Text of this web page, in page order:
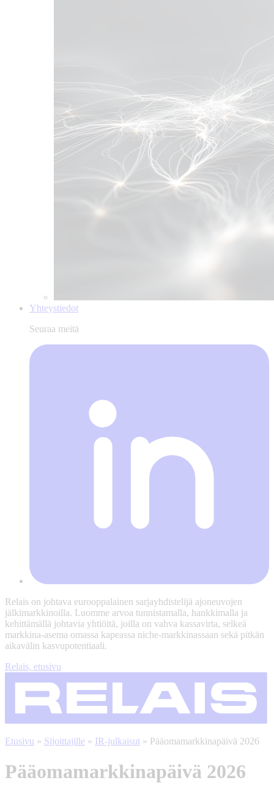
Yhteystiedot
Seuraa meitä
Relais on johtava eurooppalainen sarjayhdistelijä ajoneuvojen
jälkimarkkinoilla. Luomme arvoa tunnistamalla, hankkimalla ja
kehittämällä johtavia yhtiöitä, joilla on vahva kassavirta, selkeä
markkina-asema omassa kapeassa niche-markkinassaan sekä pitkän
aikavälin kasvupotentiaali.
Relais, etusivu
Etusivu » Sijoittajille » IR-julkaisut » Pääomamarkkinapäivä 2026
Pääomamarkkina­päivä 2026